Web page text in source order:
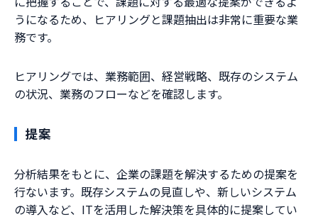
うになるため、ヒアリングと課題抽出は非常に重要な業
務です。
ヒアリングでは、業務範囲、経営戦略、既存のシステム
の状況、業務のフローなどを確認します。
提案
分析結果をもとに、企業の課題を解決するための提案を
行ないます。既存システムの見直しや、新しいシステム
の導入など、ITを活用した解決策を具体的に提案してい